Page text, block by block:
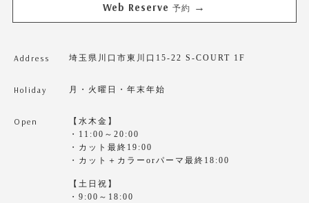
Web Reserve 予約 →
Address 埼玉県川口市東川口15-22 S-COURT 1F
Holiday 月・火曜日・年末年始
Open
【水木金】
・11:00～20:00
・カット最終19:00
・カット＋カラーorパーマ最終18:00
【土日祝】
・9:00～18:00